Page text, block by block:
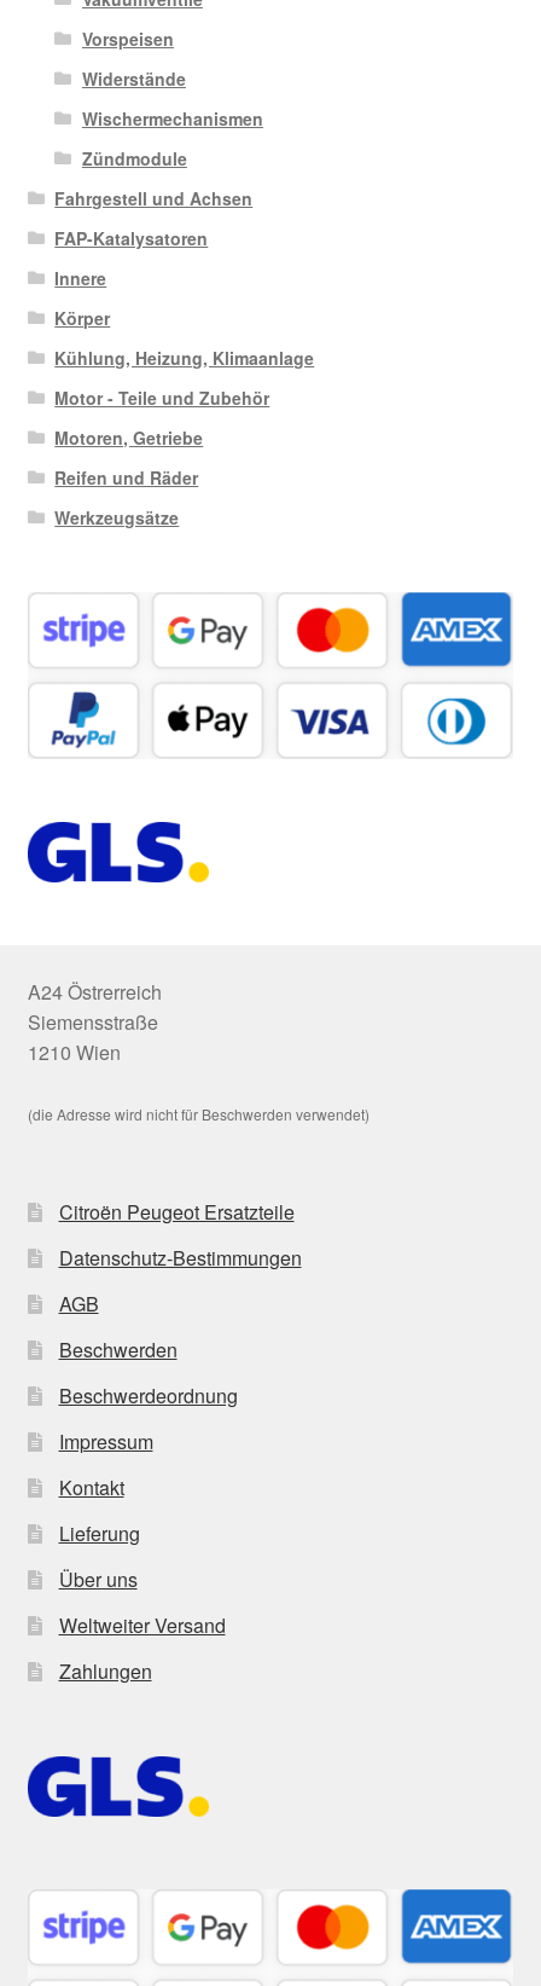
Vorspeisen
Widerstände
Wischermechanismen
Zündmodule
Fahrgestell und Achsen
FAP-Katalysatoren
Innere
Körper
Kühlung, Heizung, Klimaanlage
Motor - Teile und Zubehör
Motoren, Getriebe
Reifen und Räder
Werkzeugsätze
A24 Östrerreich
Siemensstraße
1210 Wien
(die Adresse wird nicht für Beschwerden verwendet)
Citroën Peugeot Ersatzteile
Datenschutz-Bestimmungen
AGB
Beschwerden
Beschwerdeordnung
Impressum
Kontakt
Lieferung
Über uns
Weltweiter Versand
Zahlungen